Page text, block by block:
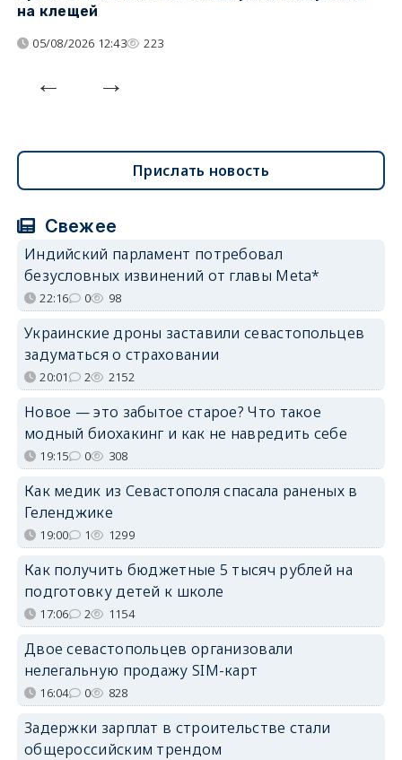
на клещей
05/08/2026 12:43 223
Прислать новость
Свежее
Индийский парламент потребовал
безусловных извинений от главы Meta*
22:16 0 98
Украинские дроны заставили севастопольцев
задуматься о страховании
20:01 2 2152
Новое — это забытое старое? Что такое
модный биохакинг и как не навредить себе
19:15 0 308
Как медик из Севастополя спасала раненых в
Геленджике
19:00 1 1299
Как получить бюджетные 5 тысяч рублей на
подготовку детей к школе
17:06 2 1154
Двое севастопольцев организовали
нелегальную продажу SIM-карт
16:04 0 828
Задержки зарплат в строительстве стали
общероссийским трендом